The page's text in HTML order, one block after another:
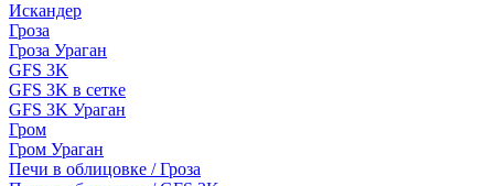
Искандер
Гроза
Гроза Ураган
GFS 3K
GFS 3K в сетке
GFS 3K Ураган
Гром
Гром Ураган
Печи в облицовке / Гроза